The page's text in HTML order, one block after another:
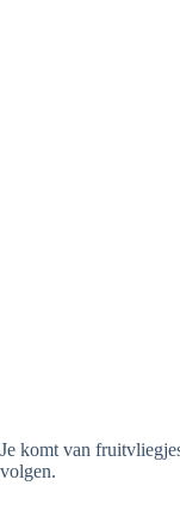
Je komt van
volgen.